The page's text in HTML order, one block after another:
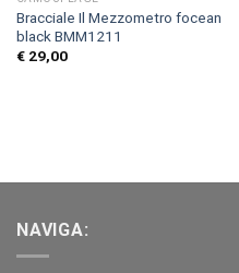
Bracciale Il Mezzometro focean
black BMM1211
€29,00
NAVIGA: